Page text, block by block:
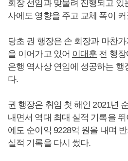
회장 선임과 맞물려 진행되고 있
사에도 영향을 주고 교체 폭이
당초 권 행장은 손 회장과 마찬
을 이어가고 있어 이대훈 전 행
은행 역사상 연임에 성공하는 행
다.
권 행장은 취임 첫 해인 2021년
내면서 역대 최대 실적 기록을 뛰
에도 순이익 9228억 원을 내며
실적 기록을 다시 썼다.